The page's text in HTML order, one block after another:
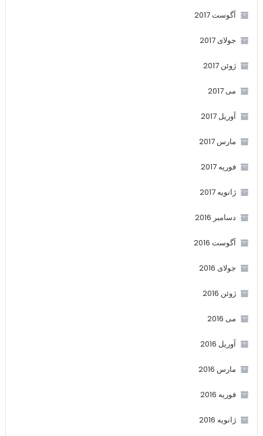
آگوست 2017
جولای 2017
ژوئن 2017
می 2017
آوریل 2017
مارس 2017
فوریه 2017
ژانویه 2017
دسامبر 2016
آگوست 2016
جولای 2016
ژوئن 2016
می 2016
آوریل 2016
مارس 2016
فوریه 2016
ژانویه 2016